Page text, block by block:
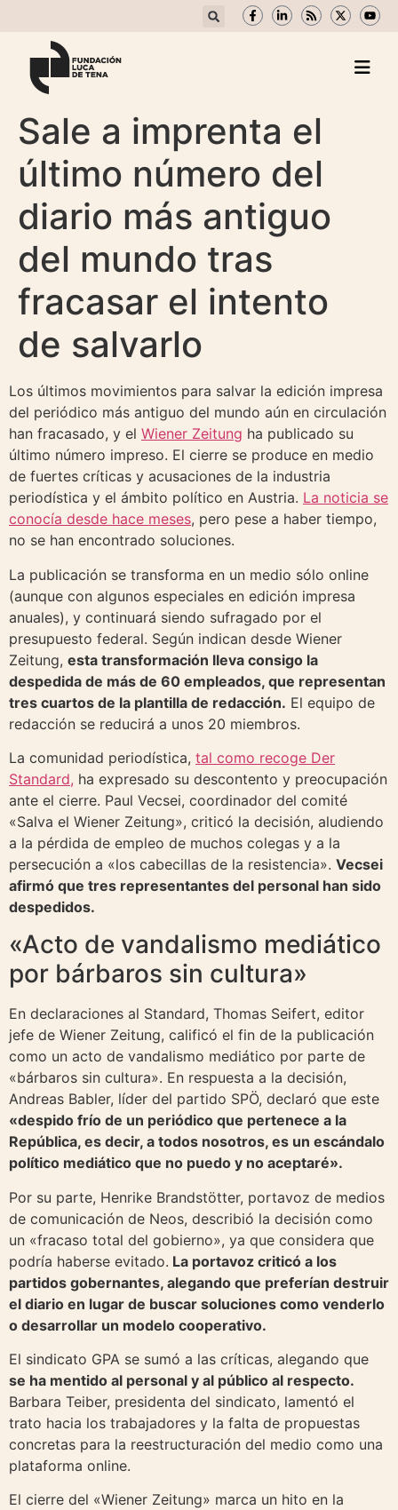
Sale a imprenta el
último número del
diario más antiguo
del mundo tras
fracasar el intento
de salvarlo
Los últimos movimientos para salvar la edición impresa
del periódico más antiguo del mundo aún en circulación
han fracasado, y el Wiener Zeitung ha publicado su
último número impreso. El cierre se produce en medio
de fuertes críticas y acusaciones de la industria
periodística y el ámbito político en Austria. La noticia se
conocía desde hace meses, pero pese a haber tiempo,
no se han encontrado soluciones.
La publicación se transforma en un medio sólo online
(aunque con algunos especiales en edición impresa
anuales), y continuará siendo sufragado por el
presupuesto federal. Según indican desde Wiener
Zeitung, esta transformación lleva consigo la
despedida de más de 60 empleados, que representan
tres cuartos de la plantilla de redacción. El equipo de
redacción se reducirá a unos 20 miembros.
La comunidad periodística, tal como recoge Der
Standard, ha expresado su descontento y preocupación
ante el cierre. Paul Vecsei, coordinador del comité
«Salva el Wiener Zeitung», criticó la decisión, aludiendo
a la pérdida de empleo de muchos colegas y a la
persecución a «los cabecillas de la resistencia». Vecsei
afirmó que tres representantes del personal han sido
despedidos.
«Acto de vandalismo mediático
por bárbaros sin cultura»
En declaraciones al Standard, Thomas Seifert, editor
jefe de Wiener Zeitung, calificó el fin de la publicación
como un acto de vandalismo mediático por parte de
«bárbaros sin cultura». En respuesta a la decisión,
Andreas Babler, líder del partido SPÖ, declaró que este
«despido frío de un periódico que pertenece a la
República, es decir, a todos nosotros, es un escándalo
político mediático que no puedo y no aceptaré».
Por su parte, Henrike Brandstötter, portavoz de medios
de comunicación de Neos, describió la decisión como
un «fracaso total del gobierno», ya que considera que
podría haberse evitado. La portavoz criticó a los
partidos gobernantes, alegando que preferían destruir
el diario en lugar de buscar soluciones como venderlo
o desarrollar un modelo cooperativo.
El sindicato GPA se sumó a las críticas, alegando que
se ha mentido al personal y al público al respecto.
Barbara Teiber, presidenta del sindicato, lamentó el
trato hacia los trabajadores y la falta de propuestas
concretas para la reestructuración del medio como una
plataforma online.
El cierre del «Wiener Zeitung» marca un hito en la